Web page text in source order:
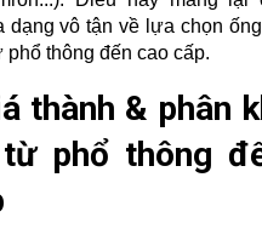
dạng vô tận về lựa chọn
phổ thông đến cao cấp.
thành & phân
phổ thông